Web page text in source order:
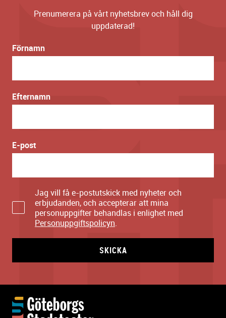
Prenumerera på vårt nyhetsbrev och håll dig
uppdaterad!
Förnamn
Efternamn
E-post
Jag vill få e-postutskick med nyheter och
erbjudanden, och accepterar att mina
personuppgifter behandlas i enlighet med
Personuppgiftspolicyn.
SKICKA